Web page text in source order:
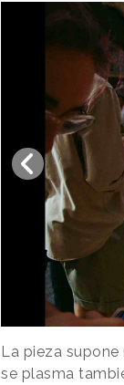
La pieza
se plasma